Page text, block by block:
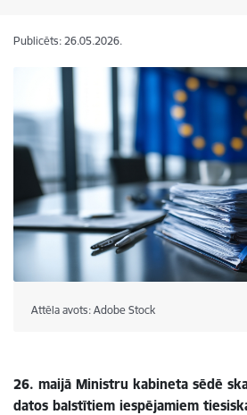
Publicēts: 26.05.2026.
Attēla avots: Adobe Stock
26. maijā Ministru kabineta sēdē
datos balstītiem iespējamiem